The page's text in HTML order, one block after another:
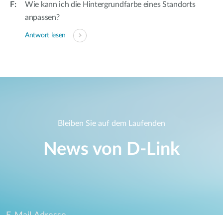
Wie kann ich die Hintergrundfarbe eines Standorts
anpassen?
Antwort lesen
Bleiben Sie auf dem Laufenden
News von D‑Link